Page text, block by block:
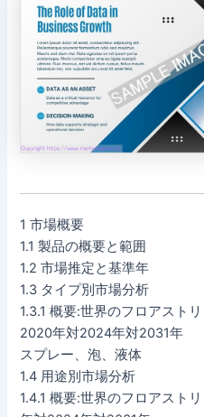
1 市場概要
1.1 製品の概要と範囲
1.2 市場推定と基準年
1.3 タイプ別市場分析
1.3.1 概要:世界のフロアスト
2020年対2024年対2031年
スプレー、泡、液体
1.4 用途別市場分析
1.4.1 概要:世界のフロアスト